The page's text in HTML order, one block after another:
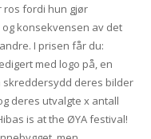
ros fordi hun gjør
konsekvensen av det
I prisen får du:
med logo på, en
deres bilder
deres utvalgte x antall
is at the ØYA festival!